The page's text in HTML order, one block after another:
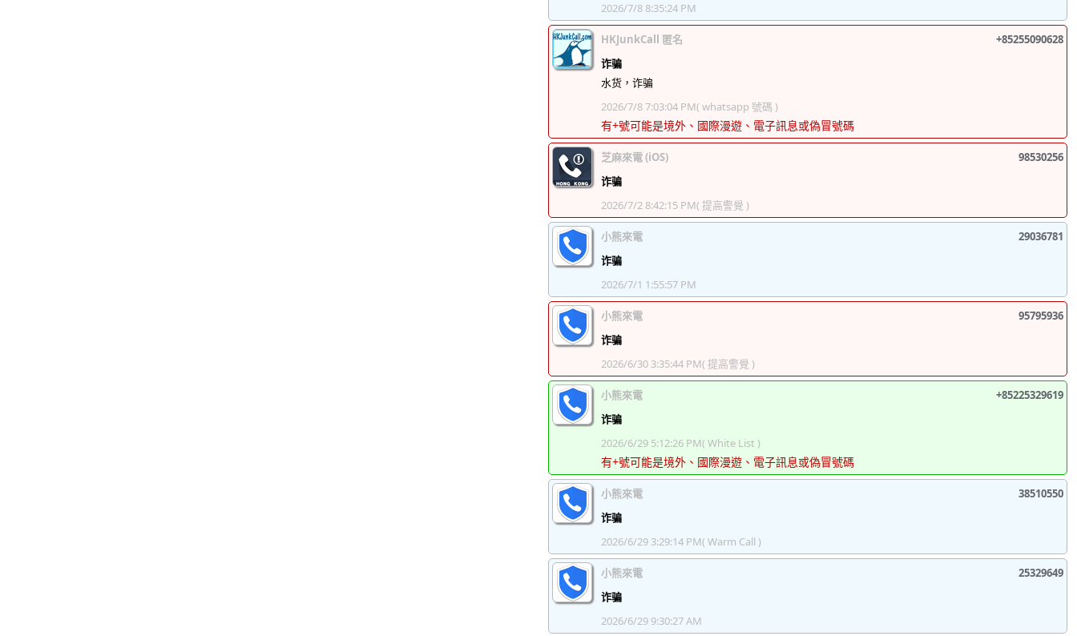
2026/7/8 8:35:24 PM
HKJunkCall 匿名
+85255090628
诈骗
水货，诈骗
2026/7/8 7:03:04 PM( whatsapp 號碼 )
有+號可能是境外、國際漫遊、電子訊息或偽冒號碼
芝麻來電 (iOS)
98530256
诈骗
2026/7/2 8:42:15 PM( 提高警覺 )
小熊來電
29036781
诈骗
2026/7/1 1:55:57 PM
小熊來電
95795936
诈骗
2026/6/30 3:35:44 PM( 提高警覺 )
小熊來電
+85225329619
诈骗
2026/6/29 5:12:26 PM( White List )
有+號可能是境外、國際漫遊、電子訊息或偽冒號碼
小熊來電
38510550
诈骗
2026/6/29 3:29:14 PM( Warm Call )
小熊來電
25329649
诈骗
2026/6/29 9:30:27 AM